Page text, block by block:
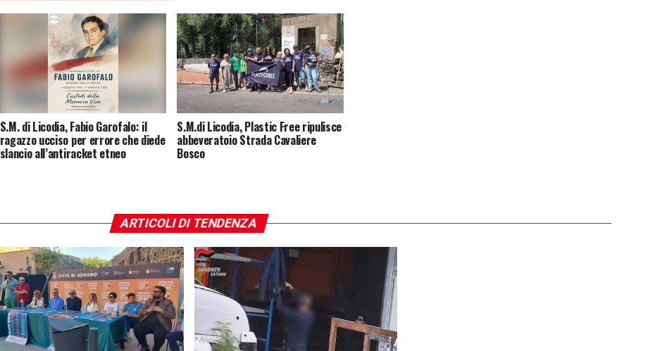
S.M. di Licodia, Fabio Garofalo: il
ragazzo ucciso per errore che diede
slancio all’antiracket etneo
S.M.di Licodia, Plastic Free ripulisce
abbeveratoio Strada Cavaliere
Bosco
ARTICOLI DI TENDENZA